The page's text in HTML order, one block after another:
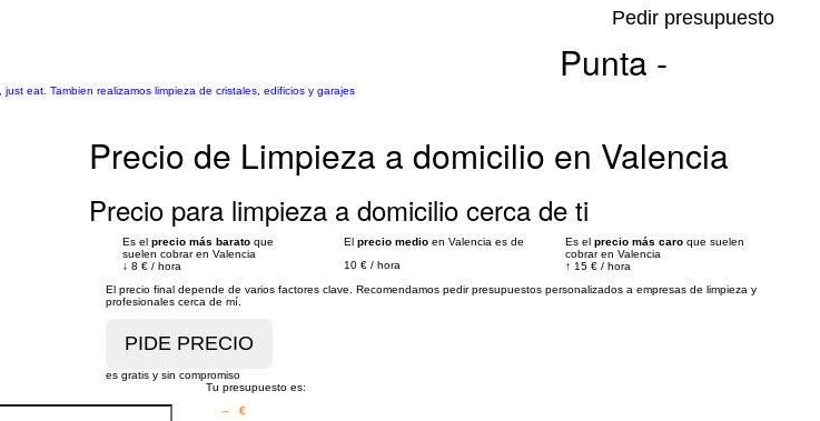
eat. Tambien realizamos limpieza de cristales, edificios y garajes
Pedir presupuesto
Precio de Limpieza a domicilio en Valencia
Precio para limpieza a domicilio cerca de ti
Es el precio más barato que
suelen cobrar en Valencia
↓ 8 € / hora
El precio medio en Valencia es de
10 € / hora
Es el precio más caro que suelen
cobrar en Valencia
↑ 15 € / hora
El precio final depende de varios factores clave. Recomendamos pedir presupuestos personalizados a empresas de limpieza y
profesionales cerca de mí.
es gratis y sin compromiso
Tu presupuesto es:
– €
Punta -